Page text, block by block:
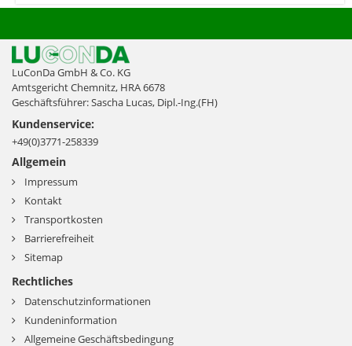
LuConDa GmbH & Co. KG
Amtsgericht Chemnitz, HRA 6678
Geschäftsführer: Sascha Lucas, Dipl.-Ing.(FH)
Kundenservice:
+49(0)3771-258339
Allgemein
Impressum
Kontakt
Transportkosten
Barrierefreiheit
Sitemap
Rechtliches
Datenschutzinformationen
Kundeninformation
Allgemeine Geschäftsbedingung